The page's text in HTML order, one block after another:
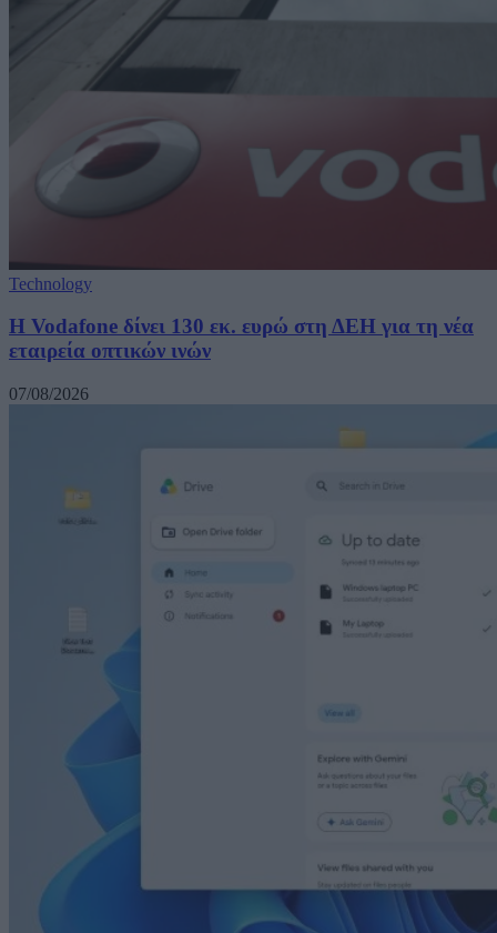
Technology
H Vodafone δίνει 130 εκ. ευρώ στη ΔΕΗ για τη νέα
εταιρεία οπτικών ινών
07/08/2026